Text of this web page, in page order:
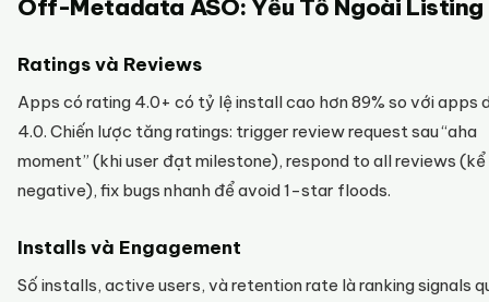
Off-Metadata ASO: Yếu Tố Ngoài Listing
Ratings và Reviews
Apps có rating 4.0+ có tỷ lệ install cao hơn 89% so với apps
4.0. Chiến lược tăng ratings: trigger review request sau “aha
moment” (khi user đạt milestone), respond to all reviews
negative), fix bugs nhanh để avoid 1-star floods.
Installs và Engagement
Số installs, active users, và retention rate là ranking signals